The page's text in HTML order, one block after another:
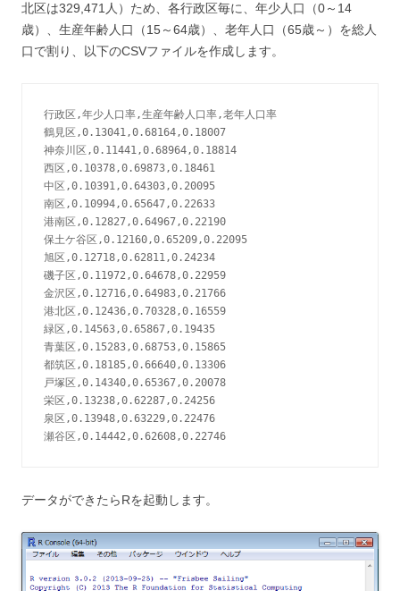
北区は329,471人）ため、各行政区毎に、年少人口（0～14
歳）、生産年齢人口（15～64歳）、老年人口（65歳～）を総人
口で割り、以下のCSVファイルを作成します。
行政区,年少人口率,生産年齢人口率,老年人口率
鶴見区,0.13041,0.68164,0.18007
神奈川区,0.11441,0.68964,0.18814
西区,0.10378,0.69873,0.18461
中区,0.10391,0.64303,0.20095
南区,0.10994,0.65647,0.22633
港南区,0.12827,0.64967,0.22190
保土ケ谷区,0.12160,0.65209,0.22095
旭区,0.12718,0.62811,0.24234
磯子区,0.11972,0.64678,0.22959
金沢区,0.12716,0.64983,0.21766
港北区,0.12436,0.70328,0.16559
緑区,0.14563,0.65867,0.19435
青葉区,0.15283,0.68753,0.15865
都筑区,0.18185,0.66640,0.13306
戸塚区,0.14340,0.65367,0.20078
栄区,0.13238,0.62287,0.24256
泉区,0.13948,0.63229,0.22476
データができたらRを起動します。